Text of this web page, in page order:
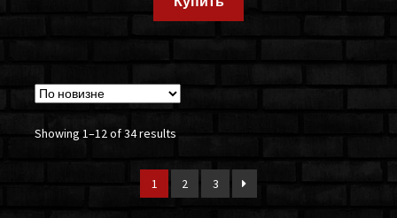
Showing 1–12 of 34 results
1 2 3